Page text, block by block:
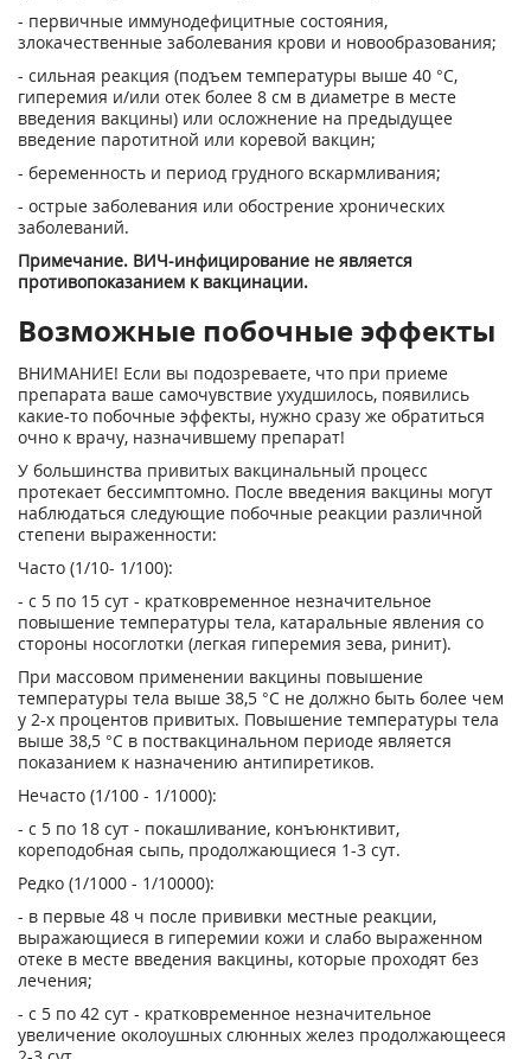
- первичные иммунодефицитные состояния,
злокачественные заболевания крови и новообразования;
- сильная реакция (подъем температуры выше 40 °С,
гиперемия и/или отек более 8 см в диаметре в месте
введения вакцины) или осложнение на предыдущее
введение паротитной или коревой вакцин;
- беременность и период грудного вскармливания;
- острые заболевания или обострение хронических
заболеваний.
Примечание. ВИЧ-инфицирование не является
противопоказанием к вакцинации.
Возможные побочные эффекты
ВНИМАНИЕ! Если вы подозреваете, что при приеме
препарата ваше самочувствие ухудшилось, появились
какие-то побочные эффекты, нужно сразу же обратиться
очно к врачу, назначившему препарат!
У большинства привитых вакцинальный процесс
протекает бессимптомно. После введения вакцины могут
наблюдаться следующие побочные реакции различной
степени выраженности:
Часто (1/10- 1/100):
- с 5 по 15 сут - кратковременное незначительное
повышение температуры тела, катаральные явления со
стороны носоглотки (легкая гиперемия зева, ринит).
При массовом применении вакцины повышение
температуры тела выше 38,5 °С не должно быть более чем
у 2-х процентов привитых. Повышение температуры тела
выше 38,5 °С в поствакцинальном периоде является
показанием к назначению антипиретиков.
Нечасто (1/100 - 1/1000):
- с 5 по 18 сут - покашливание, конъюнктивит,
кореподобная сыпь, продолжающиеся 1-3 сут.
Редко (1/1000 - 1/10000):
- в первые 48 ч после прививки местные реакции,
выражающиеся в гиперемии кожи и слабо выраженном
отеке в месте введения вакцины, которые проходят без
лечения;
- с 5 по 42 сут - кратковременное незначительное
увеличение околоушных слюнных желез продолжающееся